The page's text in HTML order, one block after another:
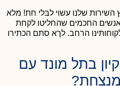
השירות שלנו עשוי לבלי חת! מלא
החכמים שהחליטו לקחת
הרחב. לךא סתם הכתירו
בתל מונד עם
מנצחת?